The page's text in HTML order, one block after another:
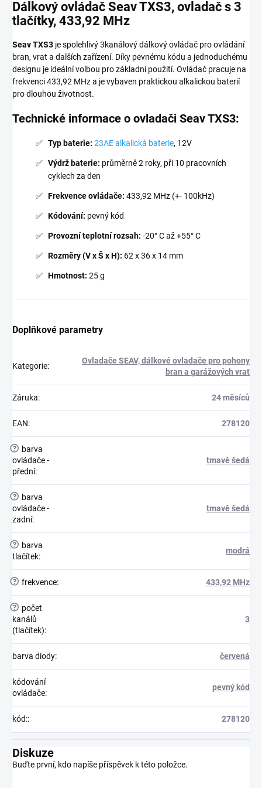
Dálkový ovládač Seav TXS3, ovladač s 3
tlačítky, 433,92 MHz
Seav TXS3 je spolehlivý 3kanálový dálkový ovládač pro ovládání
bran, vrat a dalších zařízení. Díky pevnému kódu a jednoduchému
designu je ideální volbou pro základní použití. Ovládač pracuje na
frekvenci 433,92 MHz a je vybaven praktickou alkalickou baterií
pro dlouhou životnost.
Technické informace o ovladači Seav TXS3:
Typ baterie: 23AE alkalická baterie, 12V
Výdrž baterie: průměrně 2 roky, při 10 pracovních
cyklech za den
Frekvence ovládače: 433,92 MHz (+- 100kHz)
Kódování: pevný kód
Provozní teplotní rozsah: -20° C až +55° C
Rozměry (V x Š x H): 62 x 36 x 14 mm
Hmotnost: 25 g
Doplňkové parametry
Kategorie:
Ovladače SEAV, dálkové ovladače pro pohony
bran a garážových vrat
Záruka: 24 měsíců
EAN: 278120
?
barva
ovládače -
přední:
tmavě šedá
?
barva
ovládače -
zadní:
tmavě šedá
?
barva
tlačítek:
modrá
? frekvence: 433,92 MHz
?
počet
kanálů
(tlačítek):
3
barva diody: červená
kódování
ovládače:
pevný kód
kód:: 278120
Diskuze
Buďte první, kdo napíše příspěvek k této položce.